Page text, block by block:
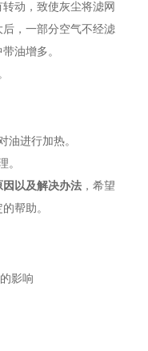
动，致使灰尘将滤网
，一部分空气不经滤
油增多。
油进行加热。
。
以及解决办法，希望
帮助。
影响